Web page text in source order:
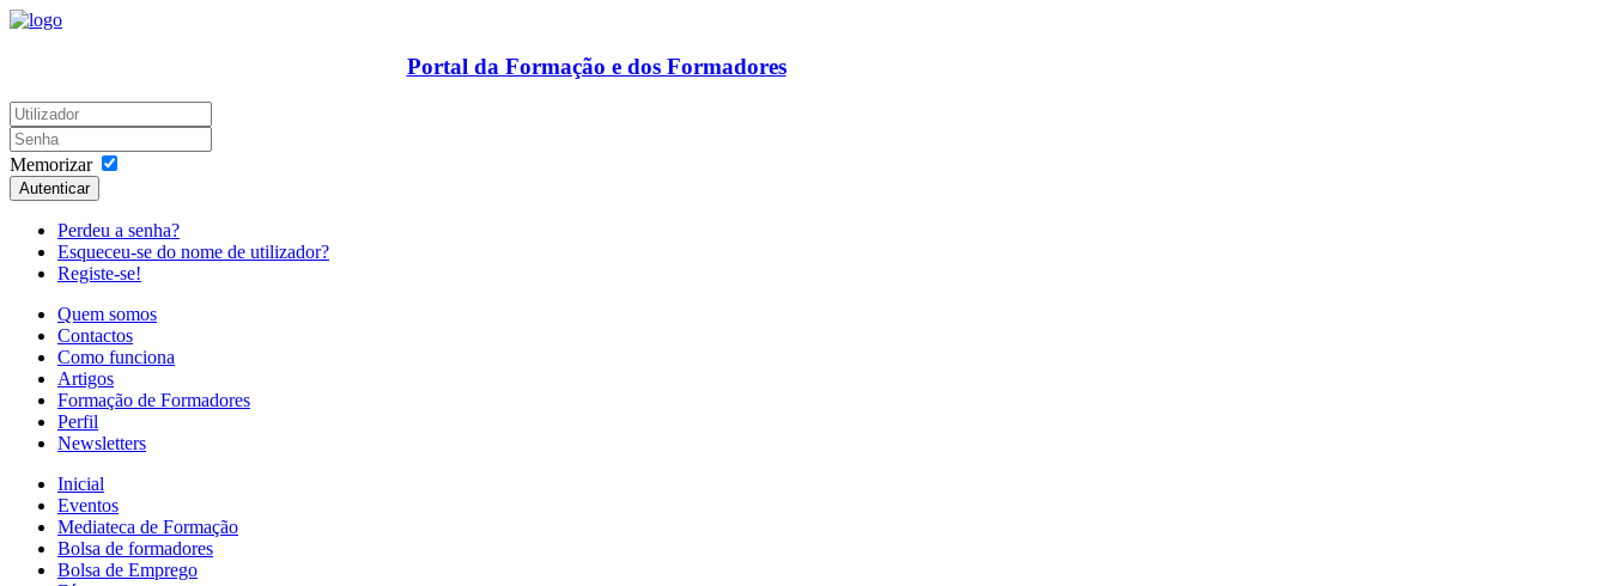
Portal da Formação e dos Formadores
Memorizar
Autenticar
Perdeu a senha?
Esqueceu-se do nome de utilizador?
Registe-se!
Quem somos
Contactos
Como funciona
Artigos
Formação de Formadores
Perfil
Newsletters
Inicial
Eventos
Mediateca de Formação
Bolsa de formadores
Bolsa de Emprego